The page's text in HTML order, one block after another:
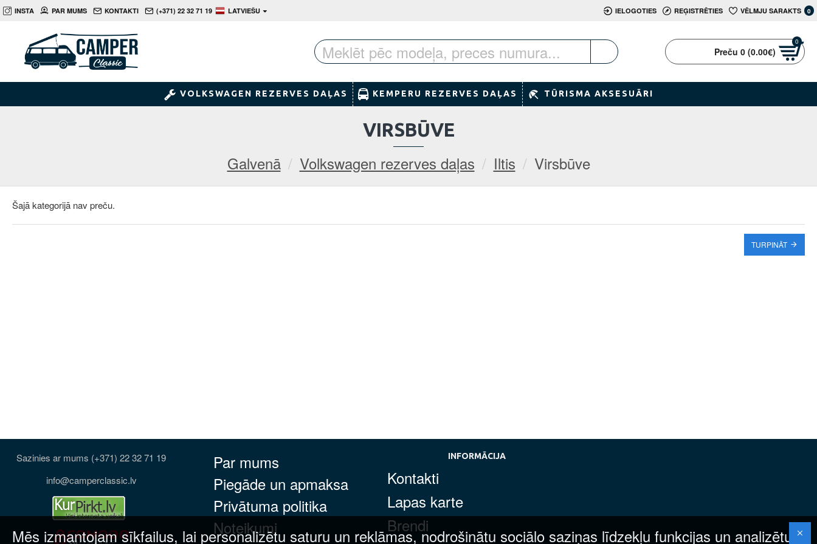
INSTA PAR MUMS KONTAKTI (+371) 22 32 71 19 LATVIEŠU IELOGOTIES REĢISTRĒTIES VĒLMJU SARAKTS 0
Preču 0 (0.00€)
0
VOLKSWAGEN REZERVES DAĻAS KEMPERU REZERVES DAĻAS TŪRISMA AKSESUĀRI
Galvenā Volkswagen rezerves daļas Iltis Virsbūve
VIRSBŪVE
Šajā kategorijā nav preču.
TURPINĀT
Sazinies ar mums (+371) 22 32 71 19
info@camperclassic.lv
Par mums
Piegāde un apmaksa
Privātuma politika
Noteikumi
INFORMĀCIJA
Kontakti
Lapas karte
Brendi
Mēs izmantojam sīkfailus, lai personalizētu saturu un reklāmas, nodrošinātu sociālo saziņas līdzekļu funkcijas un analizētu